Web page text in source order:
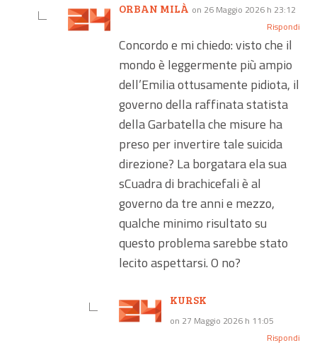
ORBAN MILÀ on 26 Maggio 2026 h 23:12
Rispondi
Concordo e mi chiedo: visto che il
mondo è leggermente più ampio
dell’Emilia ottusamente pidiota, il
governo della raffinata statista
della Garbatella che misure ha
preso per invertire tale suicida
direzione? La borgatara ela sua
sCuadra di brachicefali è al
governo da tre anni e mezzo,
qualche minimo risultato su
questo problema sarebbe stato
lecito aspettarsi. O no?
KURSK
on 27 Maggio 2026 h 11:05
Rispondi